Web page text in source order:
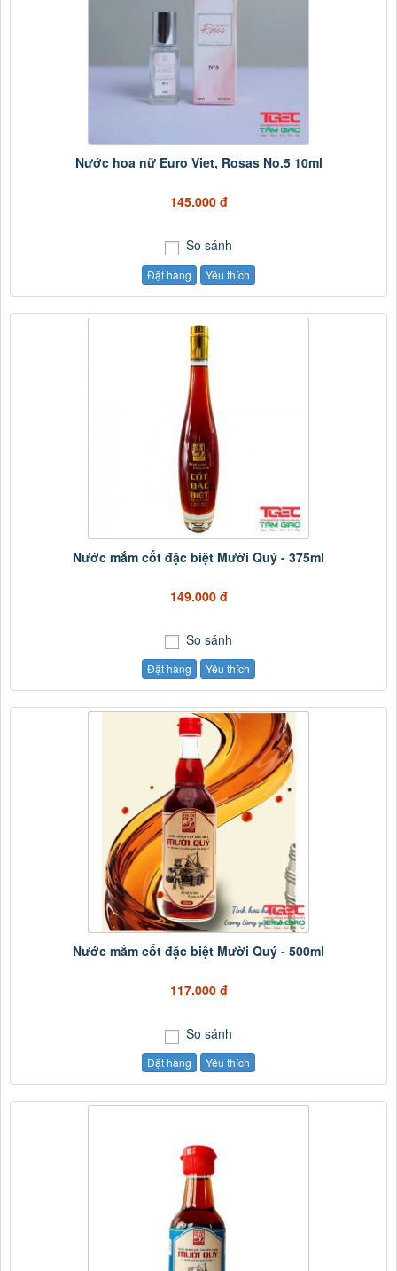
Nước hoa nữ Euro Viet, Rosas No.5 10ml
145.000 đ
So sánh
Đặt hàng Yêu thích
Nước mắm cốt đặc biệt Mười Quý - 375ml
149.000 đ
So sánh
Đặt hàng Yêu thích
Nước mắm cốt đặc biệt Mười Quý - 500ml
117.000 đ
So sánh
Đặt hàng Yêu thích